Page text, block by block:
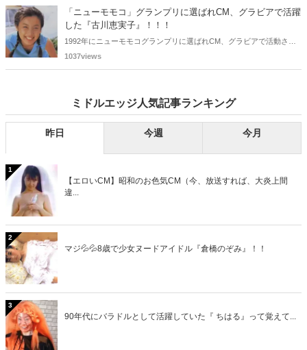
れ）の二人です。しかも、この二人には年齢以外の共通点もありま
す。さて、誰と誰でしょうか？
「ニューモモコ」グランプリに選ばれCM、グラビアで活躍
した『古川恵実子』！！！
1992年にニューモモコグランプリに選ばれCM、グラビアで活動され
ていた古川恵実子さん。2010年3月頃まではラジオDJを担当されてい
1037views
ミドルエッジ人気記事ランキング
昨日 今週 今月
1
【エロいCM】昭和のお色気CM（今、放送すれば、大炎上間
違...
2
マジ💦💦8歳で少女ヌードアイドル『倉橋のぞみ』！！
3
90年代にバラドルとして活躍していた『 ちはる』って覚えて...